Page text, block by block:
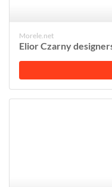
Morele.net
Elior Czarny